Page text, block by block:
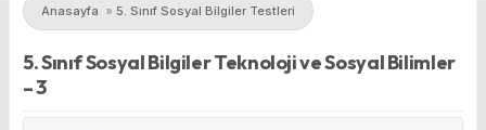
Anasayfa » 5. Sınıf Sosyal Bilgiler Testleri
5. Sınıf Sosyal Bilgiler Teknoloji ve Sosyal Bilimler
– 3